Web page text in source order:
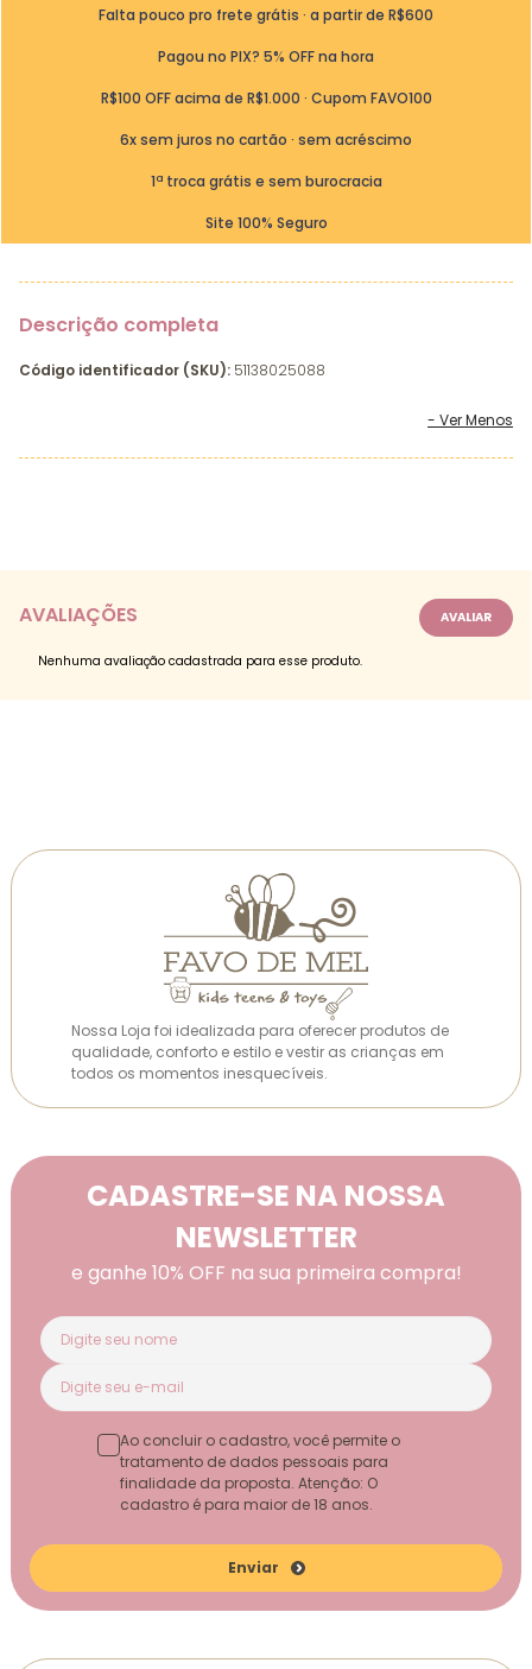
Falta pouco pro frete grátis · a partir de R$600
Pagou no PIX? 5% OFF na hora
R$100 OFF acima de R$1.000 · Cupom FAVO100
6x sem juros no cartão · sem acréscimo
1ª troca grátis e sem burocracia
Site 100% Seguro
Descrição completa
Código identificador (SKU): 51138025088
AVALIAÇÕES
Nenhuma avaliação cadastrada para esse produto.
Nossa Loja foi idealizada para oferecer produtos de
qualidade, conforto e estilo e vestir as crianças em
todos os momentos inesquecíveis.
CADASTRE-SE NA NOSSA
NEWSLETTER
e ganhe 10% OFF na sua primeira compra!
Enviar
Ao concluir o cadastro, você permite o
tratamento de dados pessoais para
finalidade da proposta. Atenção: O
cadastro é para maior de 18 anos.